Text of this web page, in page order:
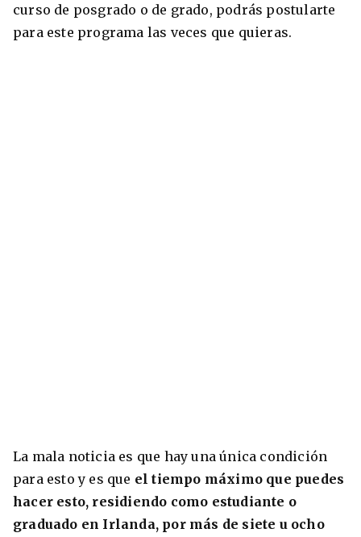
curso de posgrado o de grado, podrás postularte
para este programa las veces que quieras.
La mala noticia es que hay una única condición
para esto y es que el tiempo máximo que puedes
hacer esto, residiendo como estudiante o
graduado en Irlanda, por más de siete u ocho